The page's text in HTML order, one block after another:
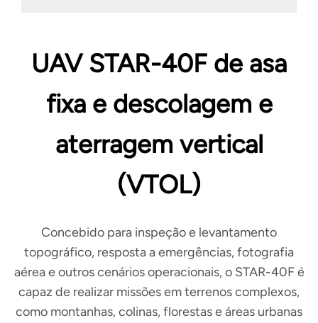
UAV STAR-40F de asa
fixa e descolagem e
aterragem vertical
(VTOL)
Concebido para inspeção e levantamento
topográfico, resposta a emergências, fotografia
aérea e outros cenários operacionais, o STAR-40F é
capaz de realizar missões em terrenos complexos,
como montanhas, colinas, florestas e áreas urbanas